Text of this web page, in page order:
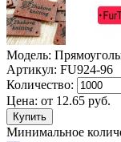
Модель:
Артикул: FU924-96
Количество:
Цена: от 12.65 руб.
Минимальное